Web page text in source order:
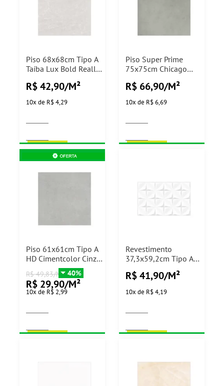
Piso 68x68cm Tipo A
Taíba Lux Bold Realle
R$ 42,90/M²
10x de R$ 4,29
COMPRAR
Piso Super Prime
75x75cm Chicago
2,25m²
R$ 66,90/M²
10x de R$ 6,69
Piso 61x61cm Tipo A
HD Cimentcolor Cinza
Formigres - 2,23m²
R$ 49,83/M² 40%
R$ 29,90/M²
10x de R$ 2,99
Revestimento
37,3x59,2cm Tipo A
Arielle - 2,43m²
R$ 41,90/M²
10x de R$ 4,19